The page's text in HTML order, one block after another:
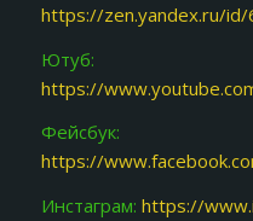
https://zen.yandex.ru/
Ютуб:
https://
Фейсбук:
https://
Инстаграм: https://